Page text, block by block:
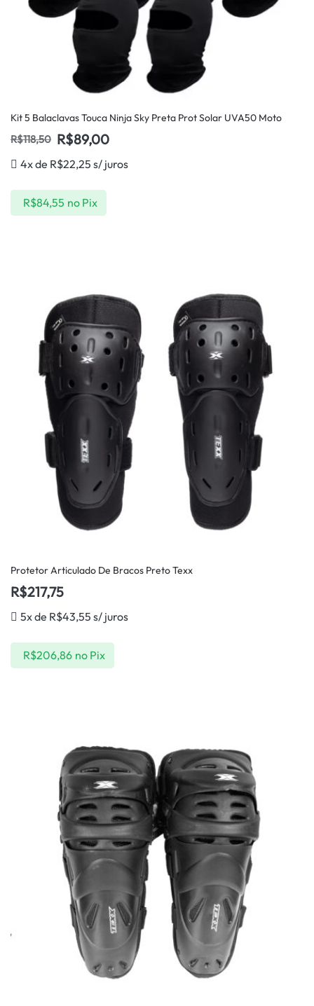
Kit 5 Balaclavas Touca Ninja Sky Preta Prot Solar UVA50 Moto
R$118,50 R$89,00
4x de R$22,25 s/ juros
R$84,55 no Pix
Protetor Articulado De Bracos Preto Texx
R$217,75
5x de R$43,55 s/ juros
R$206,86 no Pix